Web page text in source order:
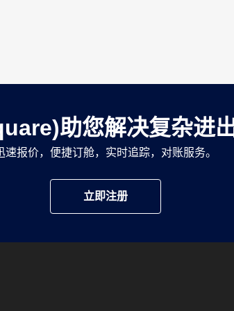
助您解决复杂进
速报价，便捷订舱，实时追踪，对账服务。
立即注册